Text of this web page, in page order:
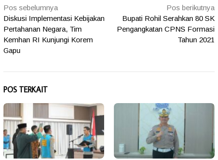
Navigasi
pos
Pos sebelumnya
Diskusi Implementasi Kebijakan
Pertahanan Negara, Tim
Kemhan RI Kunjungi Korem
Gapu
Pos berikutnya
Bupati Rohil Serahkan 80 SK
Pengangkatan CPNS Formasi
Tahun 2021
POS TERKAIT